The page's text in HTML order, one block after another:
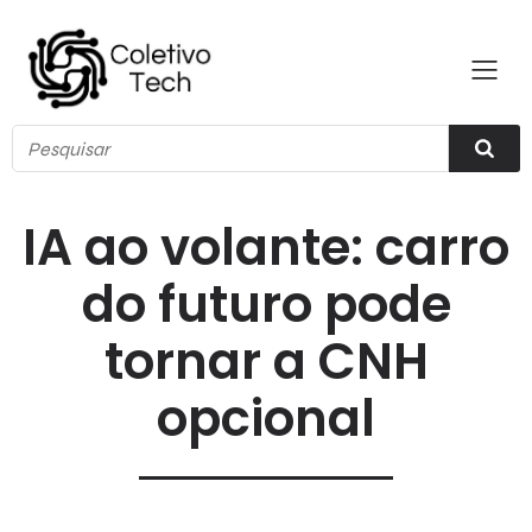
IA ao volante: carro
do futuro pode
tornar a CNH
opcional